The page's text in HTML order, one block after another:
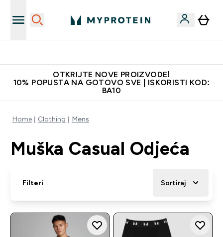
OTKRIJTE NOVE PROIZVODE!
10% POPUSTA NA GOTOVO SVE | ISKORISTI KOD:
BA10
Home Clothing Mens
Muška Casual Odjeća
Filteri Sortiraj